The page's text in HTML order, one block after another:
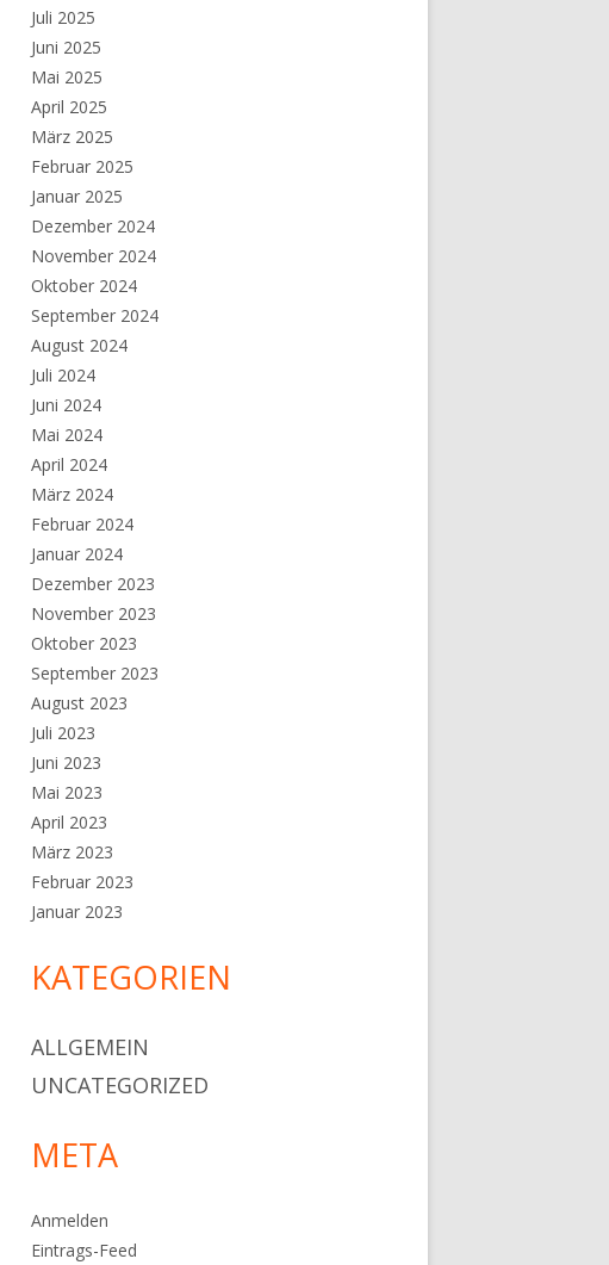
Juli 2025
Juni 2025
Mai 2025
April 2025
März 2025
Februar 2025
Januar 2025
Dezember 2024
November 2024
Oktober 2024
September 2024
August 2024
Juli 2024
Juni 2024
Mai 2024
April 2024
März 2024
Februar 2024
Januar 2024
Dezember 2023
November 2023
Oktober 2023
September 2023
August 2023
Juli 2023
Juni 2023
Mai 2023
April 2023
März 2023
Februar 2023
Januar 2023
KATEGORIEN
ALLGEMEIN
UNCATEGORIZED
META
Anmelden
Eintrags-Feed